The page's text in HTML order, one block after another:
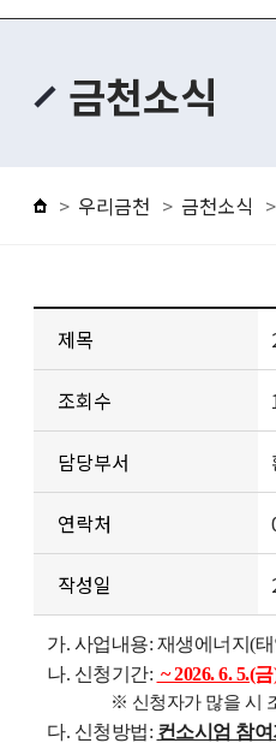
금천소식
우리금천 금천소식
제목
조회수
담당부서
연락처
작성일
가. 사업내용: 재생에너지(
나. 신청기간: ~ 2026. 6. 5.(
※ 신청자가 많을 시 조
다. 신청방법: 컨소시엄 참